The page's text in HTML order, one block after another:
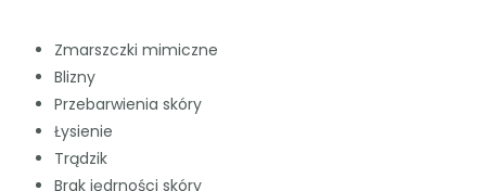
Zmarszczki mimiczne
Blizny
Przebarwienia skóry
Łysienie
Trądzik
Brak jędrności skóry